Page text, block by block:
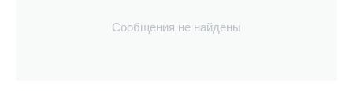
Сообщения не найдены